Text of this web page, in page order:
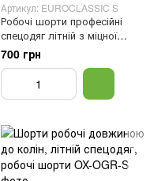
Артикул: EUROCLASSIC S
Робочі шорти професійні
спецодяг літній з міцної
тканини, шорти робочі, Сірий,
46
700 грн